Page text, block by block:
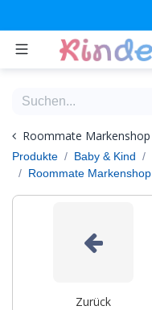
Roommate Markenshop
Produkte
Baby & Kind
Roommate Markenshop
Zurück